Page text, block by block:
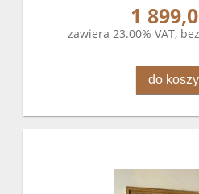
1
zawiera 23.00% VAT,
do